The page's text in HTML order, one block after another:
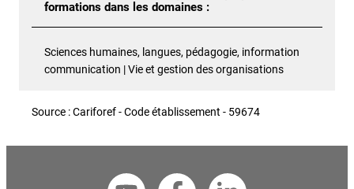
formations dans les domaines :
Sciences humaines, langues, pédagogie, information
communication | Vie et gestion des organisations
Source : Cariforef - Code établissement - 59674